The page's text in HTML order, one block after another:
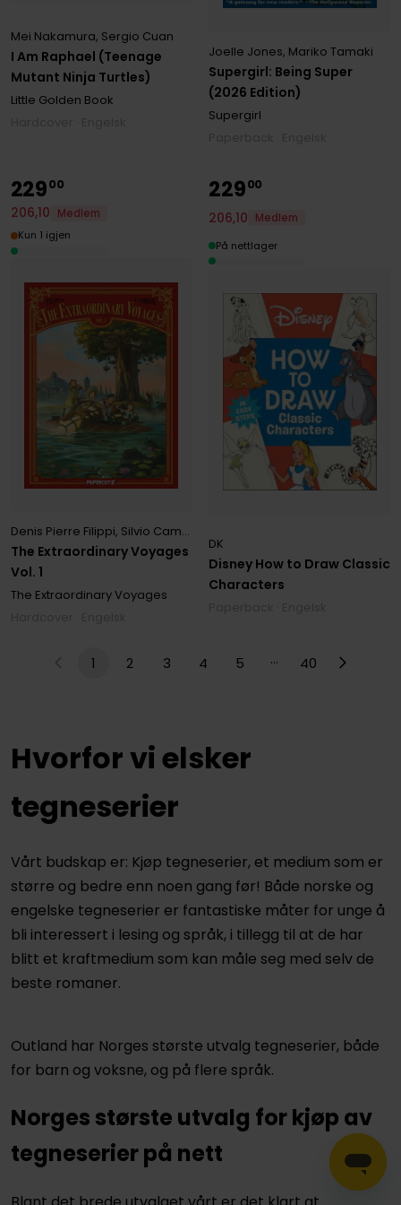
I Am Raphael (Teenage
Mutant Ninja Turtles)
Mei Nakamura, Sergio Cuan
Little Golden Book
Supergirl: Being Super
(2026 Edition)
Joelle Jones, Mariko Tamaki
Supergirl
The Extraordinary Voyages
Vol. 1
Denis Pierre Filippi, Silvio Camboni
The Extraordinary Voyages
22900
206,10
Medlem
Kun 1 igjen
Disney How to Draw Classic
Characters
DK
22900
206,10
Medlem
På nettlager
1 2 3 4 5 … 40
Hvorfor vi elsker
tegneserier
Vårt budskap er: Kjøp tegneserier, et medium som er
større og bedre enn noen gang før! Både norske og
engelske tegneserier er fantastiske måter for unge å
bli interessert i lesing og språk, i tillegg til at de har
blitt et kraftmedium som kan måle seg med selv de
beste romaner.
Outland har Norges største utvalg tegneserier, både
for barn og voksne, og på flere språk.
Norges største utvalg for kjøp av
tegneserier på nett